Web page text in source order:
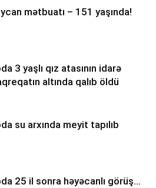
mətbuatı – 151 yaşında!
3 yaşlı qız atasının idarə
altında qalıb öldü
su arxında meyit tapılıb
25 il sonra həyəcanlı görüş…